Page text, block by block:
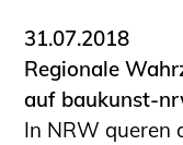
31.07.2018
Regionale
auf baukunst-
In NRW queren